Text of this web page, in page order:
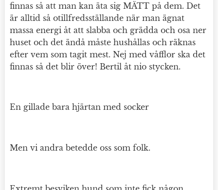
finnas så att man kan äta sig MÄTT på dem. Det
är alltid så otillfredsställande när man ägnat
massa energi åt att slabba och grädda och osa ner
huset och det ändå måste hushållas och räknas
efter vem som tagit mest. Nej med våfflor ska det
finnas så det blir över! Bertil åt nio stycken.
En gillade bara hjärtan med socker
Men vi andra betedde oss som folk.